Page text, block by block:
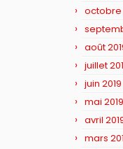
octobre
août
juillet
juin 2019
mai 2019
avril
mars